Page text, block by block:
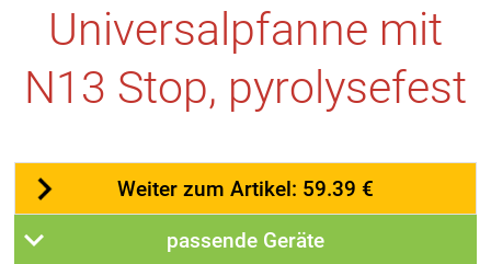
Universalpfanne mit
N13 Stop, pyrolysefest
Weiter zum Artikel: 59.39 €
passende Geräte